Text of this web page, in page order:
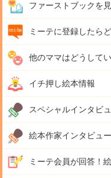
ファーストブックを
ミーテに登録したら
他のママはどうして
イチ押し絵本情報
スペシャルインタビ
絵本作家インタビュー
ミーテ会員が回答！